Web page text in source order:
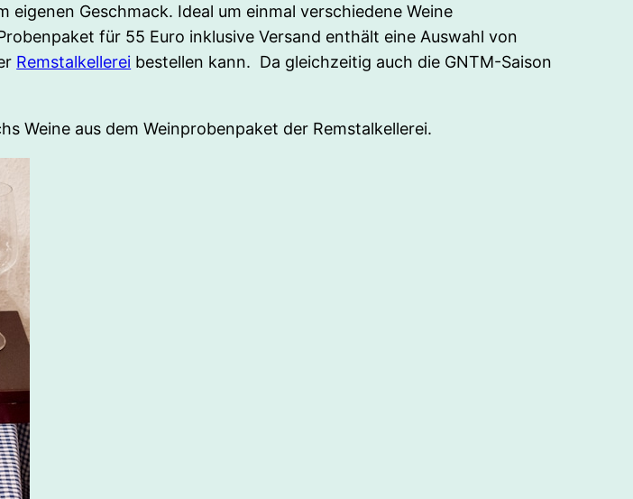
Geschmack. Ideal um einmal verschiedene Weine
für 55 Euro inklusive Versand enthält eine Auswahl von
Remstalkellerei bestellen kann. Da gleichzeitig auch die GNTM-Saison
Weine aus dem Weinprobenpaket der Remstalkellerei.